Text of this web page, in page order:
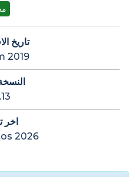
تاريخ
2019
اخر
2026